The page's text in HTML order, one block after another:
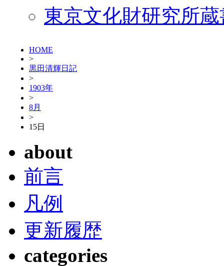
東京文化財研究所
HOME
>
黒田清輝日記
>
1903年
>
8月
>
15日
about
前言
凡例
更新履歴
categories